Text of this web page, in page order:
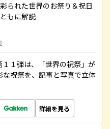
られた世界のお祭り＆祝日
もに解説
１１弾は、「世界の祝祭」が
祝祭を、記事と写真で立体
詳細を見る